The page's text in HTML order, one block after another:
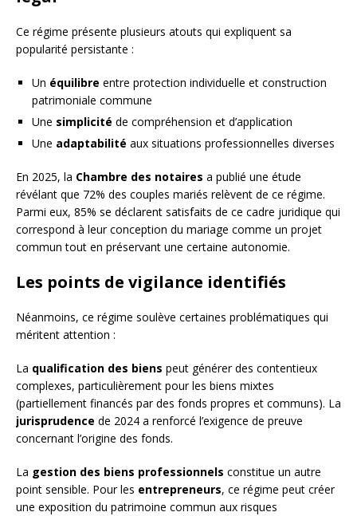
Ce régime présente plusieurs atouts qui expliquent sa
popularité persistante :
Un équilibre entre protection individuelle et construction
patrimoniale commune
Une simplicité de compréhension et d’application
Une adaptabilité aux situations professionnelles diverses
En 2025, la Chambre des notaires a publié une étude
révélant que 72% des couples mariés relèvent de ce régime.
Parmi eux, 85% se déclarent satisfaits de ce cadre juridique qui
correspond à leur conception du mariage comme un projet
commun tout en préservant une certaine autonomie.
Les points de vigilance identifiés
Néanmoins, ce régime soulève certaines problématiques qui
méritent attention :
La qualification des biens peut générer des contentieux
complexes, particulièrement pour les biens mixtes
(partiellement financés par des fonds propres et communs). La
jurisprudence de 2024 a renforcé l’exigence de preuve
concernant l’origine des fonds.
La gestion des biens professionnels constitue un autre
point sensible. Pour les entrepreneurs, ce régime peut créer
une exposition du patrimoine commun aux risques